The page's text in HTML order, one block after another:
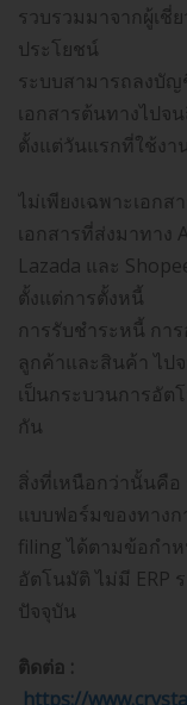
รวบรวมมาจากผู้เ
ประโยชน์
ระบบสามารถลงบั
เอกสารต้นทางไปจ
ตั้งแต่วันแรกที่ใช้งา
ไม่เพียงเฉพาะเอก
เอกสารที่ส่งมาทาง
Lazada และ
ตั้งแต่การตั้งหนี้
การรับชำระหนี้ กา
ลูกค้าและสินค้า ไป
เป็นกระบวนการอัต
กัน
สิ่งที่เหนือกว่านั้นคื
แบบฟอร์มของทางก
filing ได้ตามข้อกำ
อัตโนมัติ ไม่มี ERP
ปัจจุบัน
ติดต่อ :
https://